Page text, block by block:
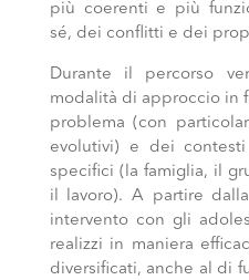
più coerenti e più
sé, dei conflitti e dei
Durante il percorso
modalità di approccio in
problema (con
evolutivi) e dei
specifici (la famiglia, il
il lavoro). A partire
intervento con gli
realizzi in maniera
diversificati, anche al di